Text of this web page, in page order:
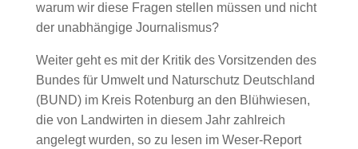
warum wir diese Fragen stellen müssen und nicht
der unabhängige Journalismus?
Weiter geht es mit der Kritik des Vorsitzenden des
Bundes für Umwelt und Naturschutz Deutschland
(BUND) im Kreis Rotenburg an den Blühwiesen,
die von Landwirten in diesem Jahr zahlreich
angelegt wurden, so zu lesen im Weser-Report